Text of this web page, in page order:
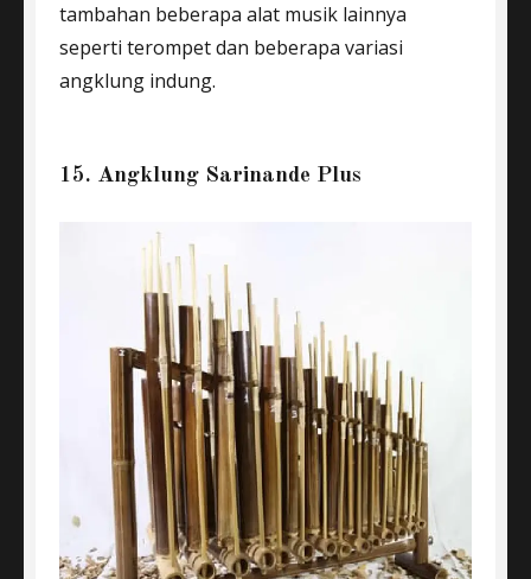
tambahan beberapa alat musik lainnya
seperti terompet dan beberapa variasi
angklung indung.
15. Angklung Sarinande Plus